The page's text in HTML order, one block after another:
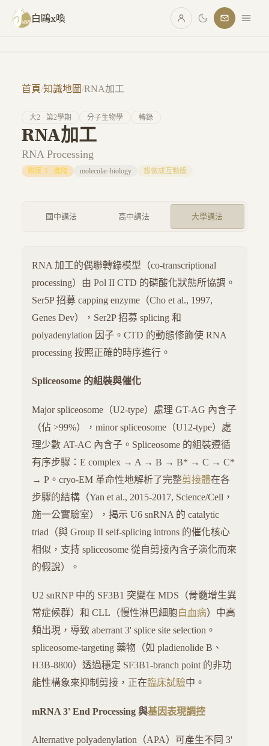
跳至主要內容
白鷗x喚
首頁/知識地圖/RNA加工
大2 · 第2學期 分子生物學 轉錄
RNA加工
RNA Processing
難度 3 · 進階 molecular-biology 想做成互動版
國中講法 高中講法 大學講法
RNA 加工的偶聯轉錄模型（co-transcriptional
processing）由 Pol II CTD 的磷酸化狀態所協調。
Ser5P 招募 capping enzyme（Cho et al., 1997,
Genes Dev），Ser2P 招募 splicing 和
polyadenylation 因子。CTD 的動態修飾使 RNA
processing 按照正確的時序進行。
Spliceosome 的組裝與催化
Major spliceosome（U2-type）處理 GT-AG 內含子
（佔 >99%），minor spliceosome（U12-type）處
理少數 AT-AC 內含子。Spliceosome 的組裝遵循
有序步驟：E complex → A → B → B* → C → C*
→ P。cryo-EM 革命性地解析了完整剪接體在各
步驟的結構（Yan et al., 2015-2017, Science/Cell，
施一公實驗室），揭示 U6 snRNA 的 catalytic
triad（與 Group II self-splicing introns 的催化核心
相似，支持 spliceosome 從自剪接內含子演化而來
的假說）。
U2 snRNP 中的 SF3B1 突變在 MDS（骨髓增生異
常症候群）和 CLL（慢性淋巴細胞白血病）中高
頻出現，導致 aberrant 3' splice site selection。
spliceosome-targeting 藥物（如 pladienolide B、
H3B-8800）透過穩定 SF3B1-branch point 的非功
能性構象來抑制剪接，正在臨床試驗中。
mRNA 3' End Processing 與基因表現調控
Alternative polyadenylation（APA）可產生不同 3'